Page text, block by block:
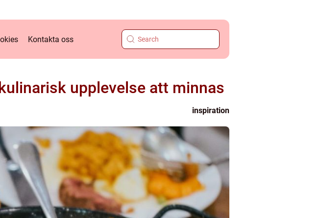
Kontakta oss
upplevelse att minnas
inspiration